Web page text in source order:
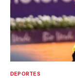
DEPORTES